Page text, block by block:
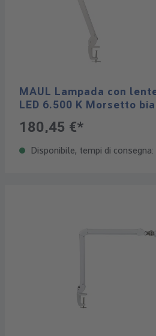
MAUL Lampada con
LED 6.500 K Morsetto
180,45 €*
Disponibile, tempi di